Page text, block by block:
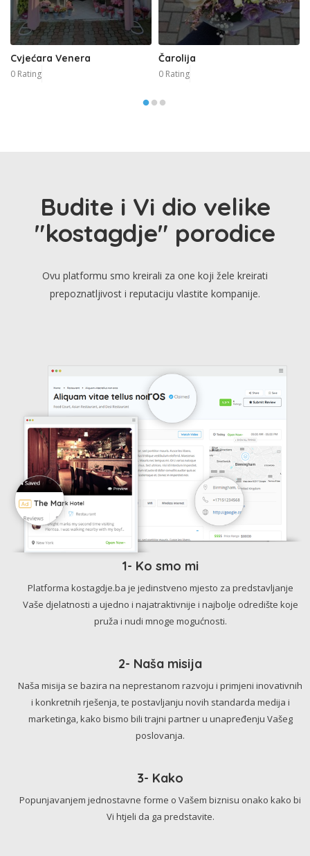
Cvjećara Venera
0 Rating
Čarolija
0 Rating
Budite i Vi dio velike
"kostagdje" porodice
Ovu platformu smo kreirali za one koji žele kreirati
prepoznatljivost i reputaciju vlastite kompanije.
1- Ko smo mi
Platforma kostagdje.ba je jedinstveno mjesto za predstavljanje
Vaše djelatnosti a ujedno i najatraktivnije i najbolje odredište koje
pruža i nudi mnoge mogućnosti.
2- Naša misija
Naša misija se bazira na neprestanom razvoju i primjeni inovativnih
i konkretnih rješenja, te postavljanju novih standarda medija i
marketinga, kako bismo bili trajni partner u unapređenju Vašeg
poslovanja.
3- Kako
Popunjavanjem jednostavne forme o Vašem biznisu onako kako bi
Vi htjeli da ga predstavite.